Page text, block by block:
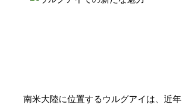
南米大陸に位置するウルグアイは、近年